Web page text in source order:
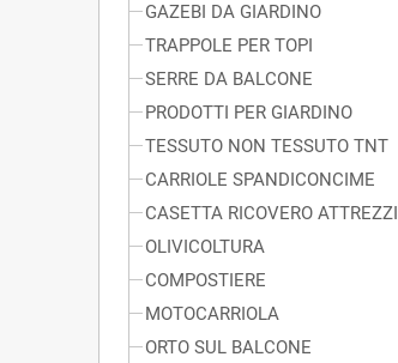
GAZEBI DA GIARDINO
TRAPPOLE PER TOPI
SERRE DA BALCONE
PRODOTTI PER GIARDINO
TESSUTO NON TESSUTO TNT
CARRIOLE SPANDICONCIME
CASETTA RICOVERO ATTREZZI
OLIVICOLTURA
COMPOSTIERE
MOTOCARRIOLA
ORTO SUL BALCONE